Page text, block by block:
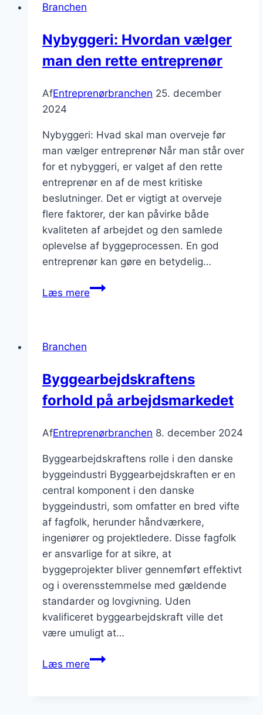
Branchen
Nybyggeri: Hvordan vælger
man den rette entreprenør
AfEntreprenørbranchen 25. december
2024
Nybyggeri: Hvad skal man overveje før
man vælger entreprenør Når man står over
for et nybyggeri, er valget af den rette
entreprenør en af de mest kritiske
beslutninger. Det er vigtigt at overveje
flere faktorer, der kan påvirke både
kvaliteten af arbejdet og den samlede
oplevelse af byggeprocessen. En god
entreprenør kan gøre en betydelig…
Læs mereNybyggeri:
entreprenør
Branchen
Byggearbejdskraftens
forhold på arbejdsmarkedet
AfEntreprenørbranchen 8. december 2024
Byggearbejdskraftens rolle i den danske
byggeindustri Byggearbejdskraften er en
central komponent i den danske
byggeindustri, som omfatter en bred vifte
af fagfolk, herunder håndværkere,
ingeniører og projektledere. Disse fagfolk
er ansvarlige for at sikre, at
byggeprojekter bliver gennemført effektivt
og i overensstemmelse med gældende
standarder og lovgivning. Uden
kvalificeret byggearbejdskraft ville det
være umuligt at…
Læs mereByggearbejdskraftens